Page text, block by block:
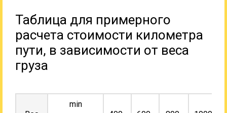
Таблица для примерного
расчета стоимости километра
пути, в зависимости от веса
груза
min